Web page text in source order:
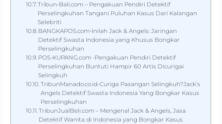
Tribun-Bali.com – Pengakuan Pendiri Detektif
Perselingkuhan Tangani Puluhan Kasus Dari Kalangan
Selebriti
BANGKAPOS.com-Inilah Jack & Angels: Jaringan
Detektif Swasta Indonesia yang Khusus Bongkar
Perselingkuhan
POS-KUPANG.com -Pengakuan Pendiri Detektif
Perselingkuhan Buntuti Hampir 60 Artis Dicurigai
Selingkuh
TribunManado.co.id-Curiga Pasangan Selingkuh?Jack’s
Angels Detektif Swasta Indonesia Yang Bongkar Kasus
Perselingkuhan
TribunJualBeli.com – Mengenal Jack & Angels, Jasa
Detektif Wanita di Indonesia yang Bongkar Kasus